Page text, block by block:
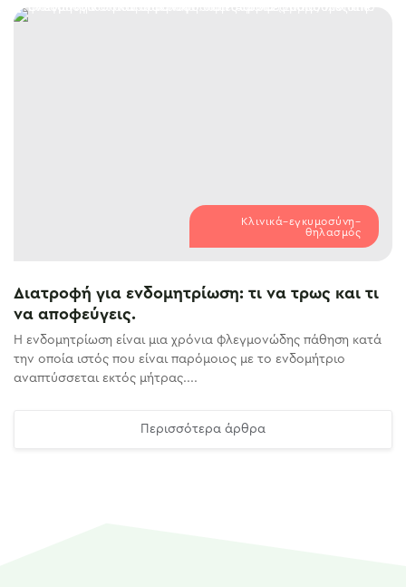
Κλινικά–εγκυμοσύνη–
θηλασμός
Διατροφή για ενδομητρίωση: τι να τρως και τι
να αποφεύγεις.
Η ενδομητρίωση είναι μια χρόνια φλεγμονώδης πάθηση κατά
την οποία ιστός που είναι παρόμοιος με το ενδομήτριο
αναπτύσσεται εκτός μήτρας....
Περισσότερα άρθρα